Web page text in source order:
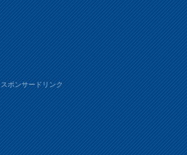
スポンサードリンク